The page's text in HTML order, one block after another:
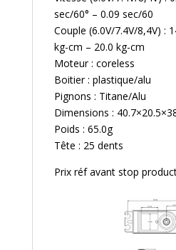
sec/60° – 0.09 sec/60
Couple (6.0V/7.4V/8,4V) :
kg-cm – 20.0 kg-cm
Moteur : coreless
Boitier : plastique/alu
Pignons : Titane/Alu
Dimensions :
Poids : 65.0g
Tête : 25 dents
Prix réf avant stop